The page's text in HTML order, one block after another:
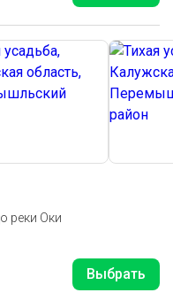
реки Оки
Выбрать